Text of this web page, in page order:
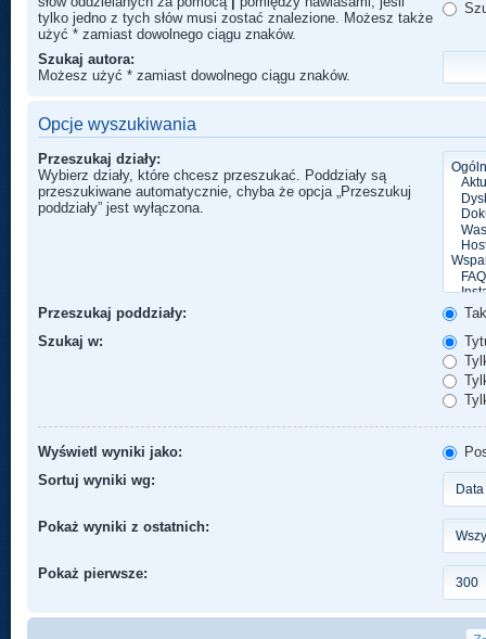
tylko jedno z tych słów musi zostać znalezione. Możesz także
użyć * zamiast dowolnego ciągu znaków.
Szukaj autora:
Możesz użyć * zamiast dowolnego ciągu znaków.
Opcje wyszukiwania
Przeszukaj działy:
Wybierz działy, które chcesz przeszukać. Poddziały są
przeszukiwane automatycznie, chyba że opcja „Przeszukuj
poddziały” jest wyłączona.
Przeszukaj poddziały:
Szukaj w:
Wyświetl wyniki jako:
Sortuj wyniki wg:
Pokaż wyniki z ostatnich:
Pokaż pierwsze: